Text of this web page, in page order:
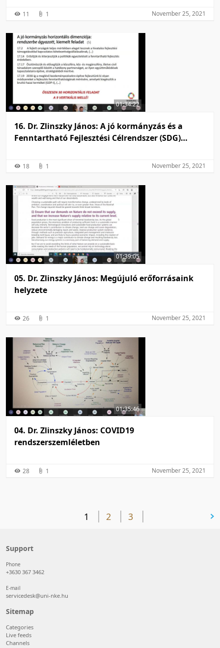
11 1 November 25, 2021
01:34:22
16. Dr. Zlinszky János: A jó kormányzás és a
Fenntartható Fejlesztési Célrendszer (SDG)
18 1 November 25, 2021
01:39:05
05. Dr. Zlinszky János: Megújuló erőforrásaink
helyzete
26 1 November 25, 2021
01:35:46
04. Dr. Zlinszky János: COVID19
rendszerszemléletben
28 1 November 25, 2021
1 2 3
Support
Phone
+3630 367 3462
E-mail
servicedesk@uni-nke.hu
Sitemap
Categories
Live feeds
Channels